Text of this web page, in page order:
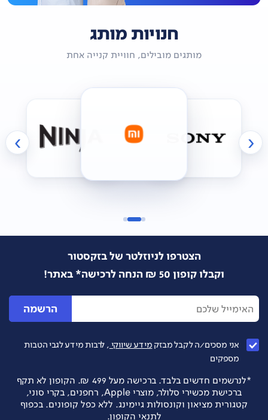
חנויות מותג
מותגים מובילים, חוויית קנייה אחת
‹
›
הצטרפו לניוזלטר של בזקסטור
וקבלו קופון 50 ₪ הנחה לרכישה* באתר!
הרשמה
אני מסכים/ה לקבל מבזק מידע שיווקי , לרבות מידע לגבי הטבות
מספקים
*לנרשמים חדשים בלבד. ברכישה מעל 499 ₪. הקופון לא תקף
ברכישת מכשירי סלולר, מוצרי Apple, רחפנים, בקרי סוני,
קטגורית מציאון וקונסולות גיימינג. ללא כפל קופונים. בכפוף
לתנאי הקופון.